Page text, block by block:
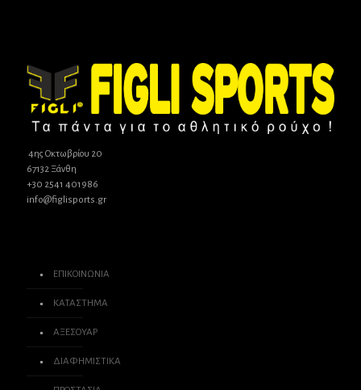
4ης Οκτωβρίου 20
67132 Ξάνθη
+30 2541 401986
info@figlisports.gr
ΕΠΙΚΟΙΝΩΝΙΑ
ΚΑΤΑΣΤΗΜΑ
ΑΞΕΣΟΥΑΡ
ΔΙΑΦΗΜΙΣΤΙΚΑ